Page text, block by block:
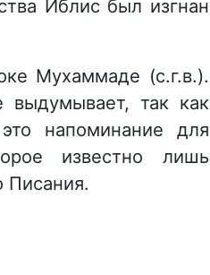
Иблис был изгнан
Мухаммаде (с.г.в.).
так как
напоминание для
известно лишь
Писания.